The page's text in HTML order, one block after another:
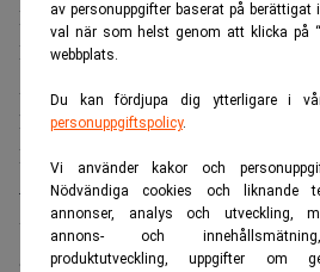
av personuppgifter baserat på
val när som helst genom att klicka på
webbplats.
Du kan fördjupa dig ytterligare i
personuppgiftspolicy.
Vi använder kakor och
Nödvändiga cookies och liknande
annonser, analys och utveckling,
annons- och
produktutveckling, uppgifter om
Företaget ägs av en mindre krets.
Martin Johansson blir delägare i
Advisory. Däremot arbetar man inte
karriärväg, förklarar koncernchef
Friedman.
– Vi ser att vi kommer att driva
vanligt aktiebolag. Visst finns det
ägare i kretsen, men vi fungerar